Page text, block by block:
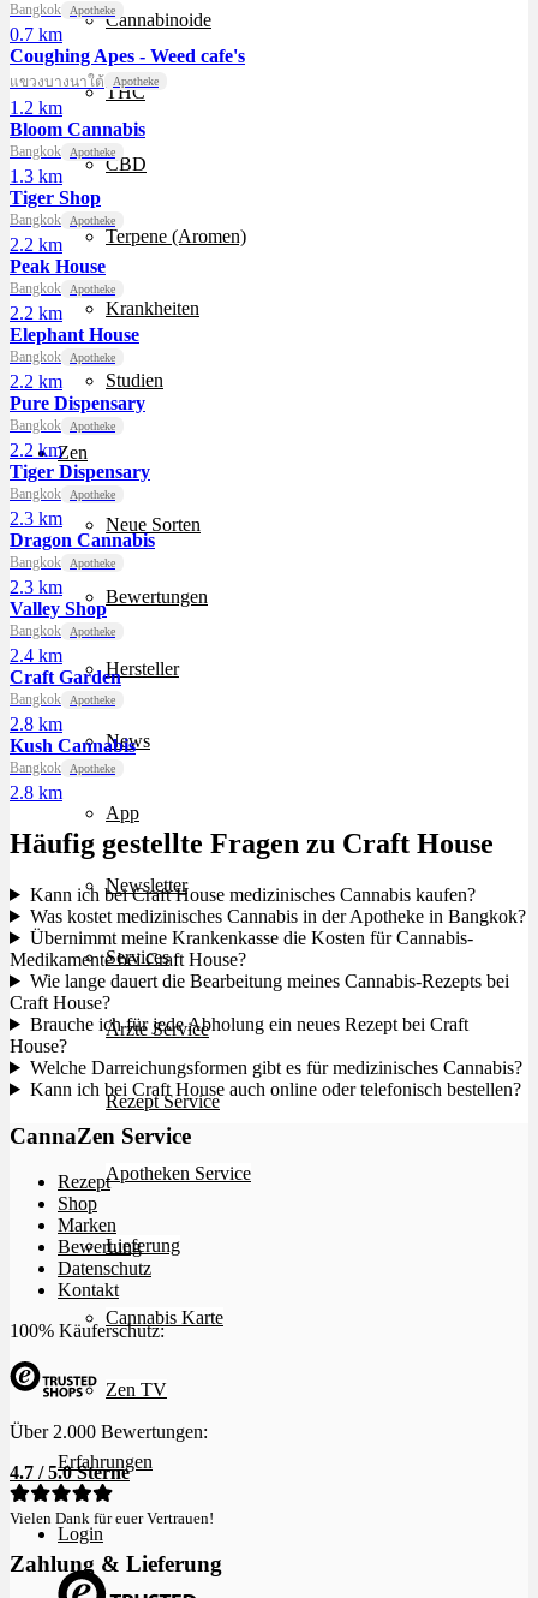
Cannabinoide
THC
CBD
Terpene (Aromen)
Krankheiten
Studien
Zen
Neue Sorten
Bewertungen
Hersteller
News
App
Newsletter
Services
Ärzte Service
Rezept Service
Apotheken Service
Lieferung
Cannabis Karte
Zen TV
Erfahrungen
Login
Bangkok Apotheke
0.7 km
Coughing Apes - Weed cafe's
แขวงบางนาใต้ Apotheke
1.2 km
Bloom Cannabis
Bangkok Apotheke
1.3 km
Tiger Shop
Bangkok Apotheke
2.2 km
Peak House
Bangkok Apotheke
2.2 km
Elephant House
Bangkok Apotheke
2.2 km
Pure Dispensary
Bangkok Apotheke
2.2 km
Tiger Dispensary
Bangkok Apotheke
2.3 km
Dragon Cannabis
Bangkok Apotheke
2.3 km
Valley Shop
Bangkok Apotheke
2.4 km
Craft Garden
Bangkok Apotheke
2.8 km
Kush Cannabis
Bangkok Apotheke
2.8 km
Häufig gestellte Fragen zu Craft House
Kann ich bei Craft House medizinisches Cannabis kaufen?
Was kostet medizinisches Cannabis in der Apotheke in Bangkok?
Übernimmt meine Krankenkasse die Kosten für Cannabis-
Medikamente bei Craft House?
Wie lange dauert die Bearbeitung meines Cannabis-Rezepts bei
Craft House?
Brauche ich für jede Abholung ein neues Rezept bei Craft
House?
Welche Darreichungsformen gibt es für medizinisches Cannabis?
Kann ich bei Craft House auch online oder telefonisch bestellen?
CannaZen Service
Rezept
Shop
Marken
Bewertung
Datenschutz
Kontakt
100% Käuferschutz:
Über 2.000 Bewertungen:
4.7 / 5.0 Sterne
Vielen Dank für euer Vertrauen!
Zahlung & Lieferung